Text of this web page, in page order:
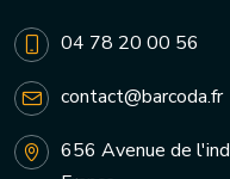
04 78 20 00 56
contact@barcoda.fr
656 Avenue de